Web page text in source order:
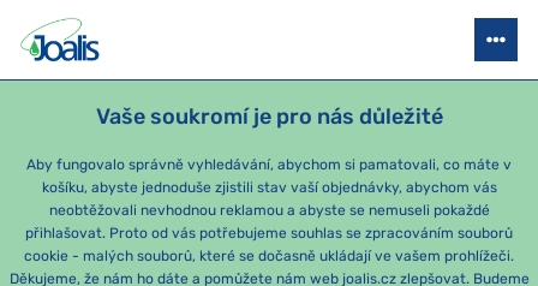
Vaše soukromí je pro nás důležité
Aby fungovalo správně vyhledávání, abychom si pamatovali, co máte v
košíku, abyste jednoduše zjistili stav vaší objednávky, abychom vás
neobtěžovali nevhodnou reklamou a abyste se nemuseli pokaždé
přihlašovat. Proto od vás potřebujeme souhlas se zpracováním souborů
cookie - malých souborů, které se dočasně ukládají ve vašem prohlížeči.
Děkujeme, že nám ho dáte a pomůžete nám web joalis.cz zlepšovat. Budeme
JOALIS AKADEMIE STAŇTE SE PORADCEM SEMINÁŘE
ZPĚT
7. ŘÍJNA
Praha